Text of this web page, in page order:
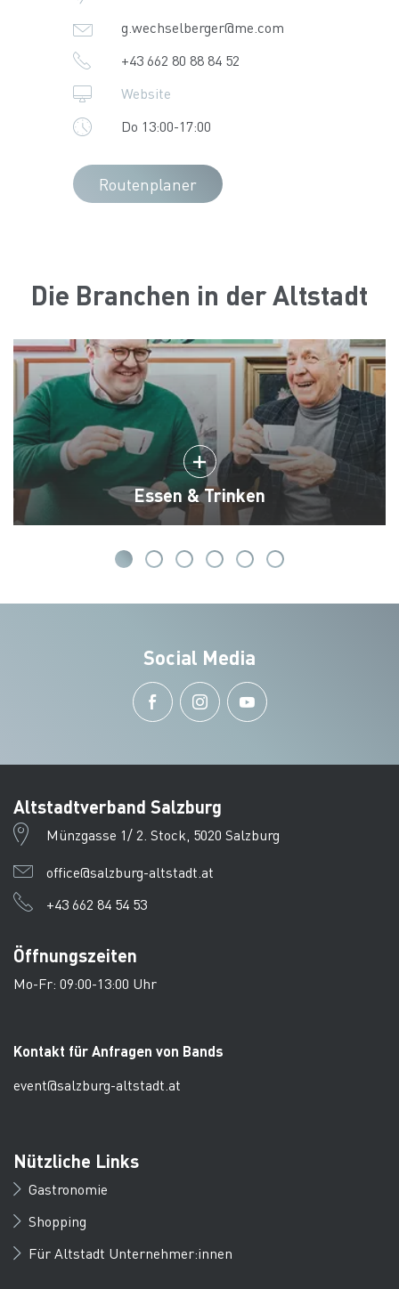
g.wechselberger@me.com
+43 662 80 88 84 52
Website
Do 13:00-17:00
Routenplaner
Die Branchen in der Altstadt
Essen & Trinken
Social Media
Altstadtverband Salzburg
Münzgasse 1/ 2. Stock, 5020 Salzburg
office@salzburg-altstadt.at
+43 662 84 54 53
Öffnungszeiten
Mo-Fr: 09:00-13:00 Uhr
Kontakt für Anfragen von Bands
event@salzburg-altstadt.at
Nützliche Links
Gastronomie
Shopping
Für Altstadt Unternehmer:innen